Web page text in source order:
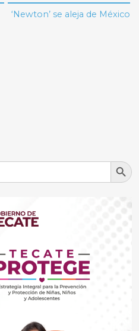
‘Newton’ se aleja de México
Search